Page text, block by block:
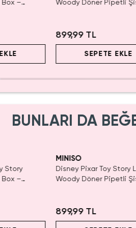
Box –
Woody Döner Pipetli
899,99 TL
SEPETE EKLE
BUNLARI DA
Story
Box –
MINISO
Disney Pixar Toy Story
Woody Döner Pipetli
899,99 TL